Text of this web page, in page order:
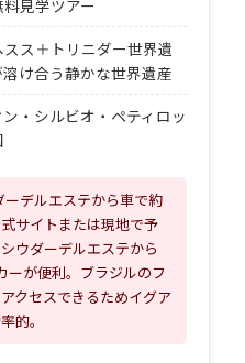
見学ツアー
ス＋トリニダー世界遺
け合う静かな世界遺産
・シルビオ・ペティロッ
デルエステから車で約
サイトまたは現地で予
ウダーデルエステから
ーが便利。ブラジルのフ
クセスできるためイグア
的。